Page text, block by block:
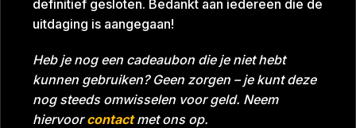
definitief gesloten. Bedankt aan iedereen die de
uitdaging is aangegaan!
Heb je nog een cadeaubon die je niet hebt
kunnen gebruiken? Geen zorgen – je kunt deze
nog steeds omwisselen voor geld. Neem
hiervoorcontactmet ons op.
Tijd Bijna gehaald Datum 02-05-2023
Room Project Blue 26A8